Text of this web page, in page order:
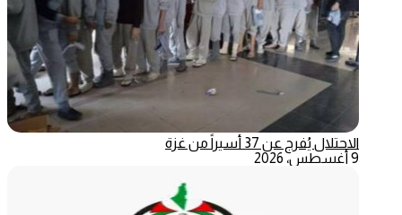
الاحتلال يُفرج عن 37 أسيراً من غزة
9 أغسطس، 2026